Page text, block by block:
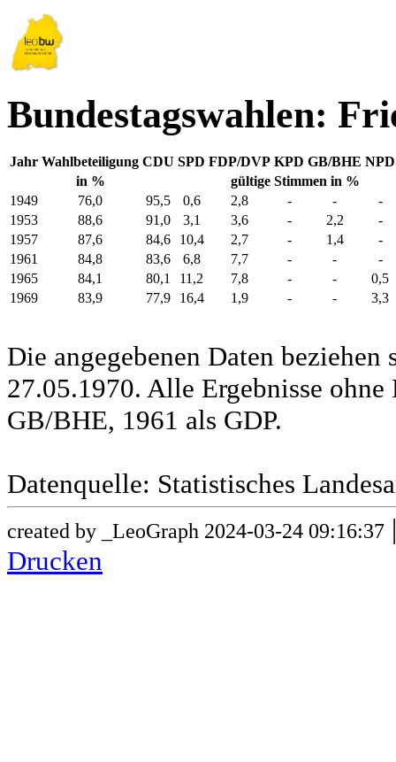
Bundestagswahlen:
Jahr Wahlbeteiligung CDU SPD FDP/DVP KPD GB/BHE NPD
in %
gültige Stimmen in %
1949
76,0 95,5 0,6 2,8 - -
-
1953
88,6 91,0 3,1 3,6 - 2,2
-
1957
87,6 84,6 10,4 2,7 - 1,4
-
1961
84,8 83,6 6,8 7,7 - -
-
1965
84,1 80,1 11,2 7,8 - -
0,5
1969
83,9 77,9 16,4 1,9 - - 3,3
Die angegebenen Daten
27.05.1970. Alle Ergebnisse
GB/BHE, 1961 als GDP.
Datenquelle: Statistisches
created by _LeoGraph 2024-03-24 09:16:37
Drucken